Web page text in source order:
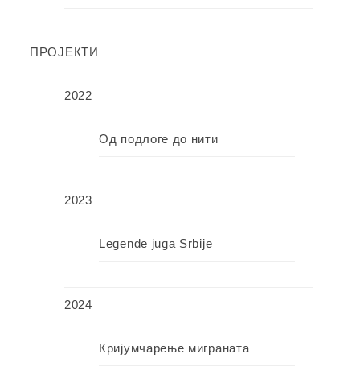
ПРОЈЕКТИ
2022
Од подлоге до нити
2023
Legende juga Srbije
2024
Кријумчарење миграната